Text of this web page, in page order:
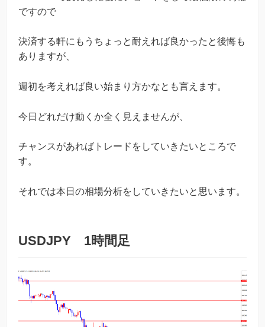
ですので
決済する軒にもうちょっと耐えれば良かったと後悔も
ありますが、
週初を考えれば良い始まり方かなとも言えます。
今日どれだけ動くか全く見えませんが、
チャンスがあればトレードをしていきたいところで
す。
それでは本日の相場分析をしていきたいと思います。
USDJPY 1時間足